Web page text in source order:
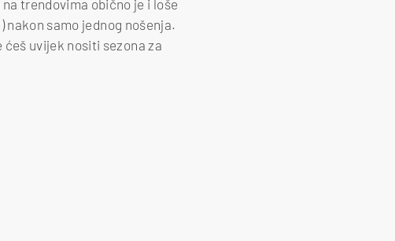
trendovima obično je i loše
samo jednog nošenja.
uvijek nositi sezona za